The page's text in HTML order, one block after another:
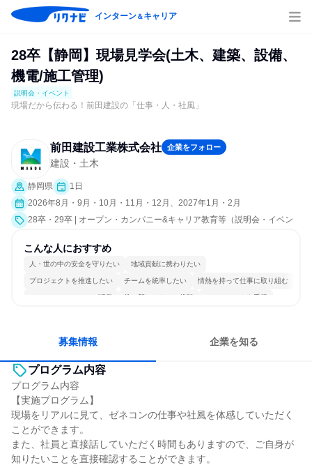
インターン＆キャリア
28卒【静岡】現場見学会(土木、建築、設備、
機電/施工管理)
説明会・イベント
現場だから伝わる！前田建設の「仕事・人・社風」
前田建設工業株式会社 企業をフォロー
建設・土木
静岡県
1日
2026年8月・9月・10月・11月・12月、2027年1月・2月
28卒・29卒 | オープン・カンパニー&キャリア教育等（説明会・イベン
界研究]）
こんな人におすすめ
人・世の中の安全を守りたい 地域貢献に携わりたい
プロジェクトを推進したい チームを統率したい 情熱を持って仕事に取り組む
コミュニケーションが活発 常に新しいものに挑戦 チームワークを重視
募集情報 企業を知る
プログラム内容
プログラム内容
【実施プログラム】
現場をリアルに見て、ゼネコンの仕事や社風を体感していただく
ことができます。
また、社員と直接話していただく時間もありますので、ご自身が
知りたいことを直接確認することができます。